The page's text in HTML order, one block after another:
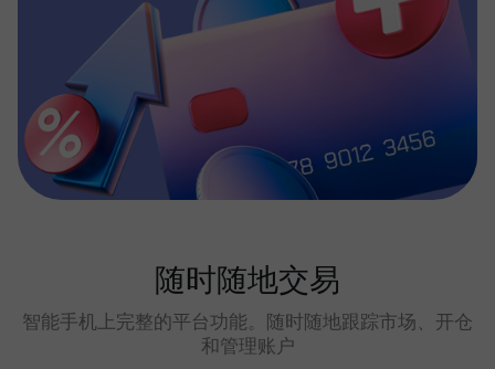
随时随地交易
智能手机上完整的平台功能。随时随地跟踪市场、开仓
和管理账户